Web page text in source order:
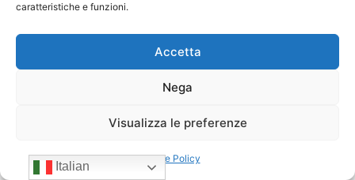
caratteristiche e funzioni.
Accetta
Nega
Visualizza le preferenze
Cookie Policy
Italian